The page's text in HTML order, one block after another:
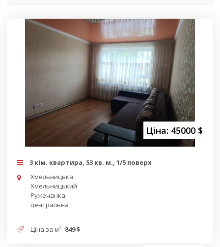
Ціна: 45000 $
3 кім. квартира, 53 кв. м., 1/5 поверх
Хмельницька
Хмельницький
Ружечанка
центральна
Ціна за м2 849 $